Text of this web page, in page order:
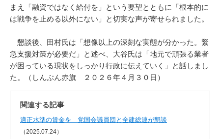
まえ「融資ではなく給付を」という要望とともに「根本的に
は戦争を止める以外にない」と切実な声が寄せられました。
懇談後、田村氏は「想像以上の深刻な実態が分かった。緊
急支援対策が必要だ」と述べ、大谷氏は「地元で頑張る業者
が困っている現状をしっかり行政に伝えていく」と話しまし
た。（しんぶん赤旗 ２０２６年４月３０日）
関連する記事
適正水準の賃金を 党国会議員団と全建総連が懇談
（2025.07.24）